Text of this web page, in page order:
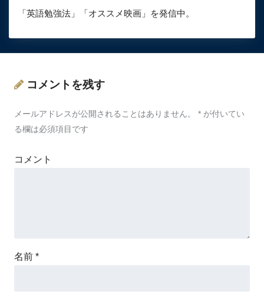
「英語勉強法」「オススメ映画」を発信中。
コメントを残す
メールアドレスが公開されることはありません。 * が付いてい
る欄は必須項目です
コメント
名前 *